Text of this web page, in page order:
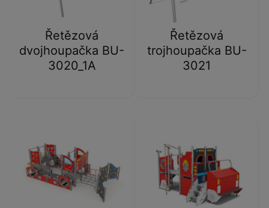
Řetězová
dvojhoupačka BU-
3020_1A
Řetězová
trojhoupačka BU-
3021